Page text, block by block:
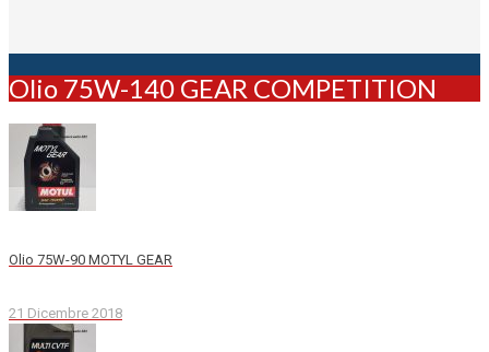
Olio 75W-140 GEAR COMPETITION
Olio 75W-90 MOTYL GEAR
21 Dicembre 2018